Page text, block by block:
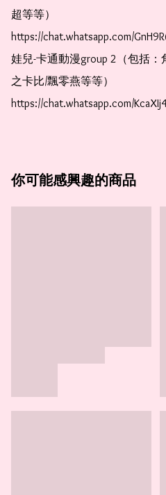
超等等）
https://chat.whatsapp.com/
娃兒-卡通動漫group 2（包括：
之卡比/飄零燕等等）
https://chat.whatsapp.com/
你可能感興趣的商品